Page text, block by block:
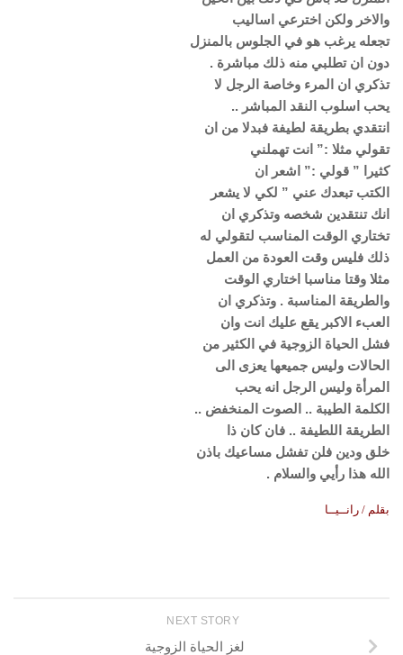
والاخر ولكن اخترعي اساليب
تجعله يرغب هو في الجلوس بالمنزل
دون ان تطلبي منه ذلك مباشرة .
تذكري ان المرء وخاصة الرجل لا
يحب اسلوب النقد المباشر ..
انتقدي بطريقة لطيفة فبدلا من ان
تقولي مثلا :” انت تهملني
كثيرا ” قولي :” اشعر ان
الكتب تبعدك عني ” لكي لا يشعر
انك تنتقدين شخصه وتذكري ان
تختاري الوقت المناسب لتقولي له
ذلك فليس وقت العودة من العمل
مثلا وقتا مناسبا اختاري الوقت
والطريقة المناسبة . وتذكري ان
العبء الاكبر يقع عليك انت وان
فشل الحياة الزوجية في الكثير من
الحالات وليس جميعها يعزى الى
المرأة وليس الرجل انه يحب
الكلمة الطيبة .. الصوت المنخفض ..
الطريقة اللطيفة .. فان كان ذا
خلق ودين فلن تفشل مساعيك باذن
الله هذا رأيي والسلام .
بقلم / رانــيــا
NEXT STORY
لغز الحياة الزوجية